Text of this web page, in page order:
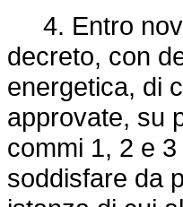
4. Entro
decreto, con
energetica, di
approvate, su
commi 1, 2 e
soddisfare da